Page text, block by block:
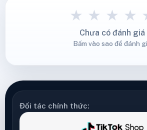
★ ★ ★ ★
Chưa có đánh giá
Bấm vào sao để đánh
Đối tác chính thức: